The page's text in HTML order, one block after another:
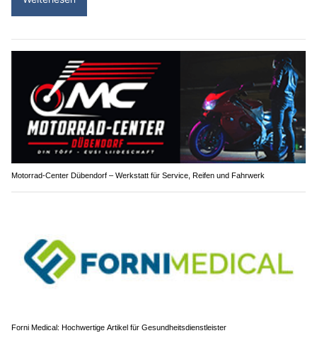
Motorrad-Center Dübendorf – Werkstatt für Service, Reifen und Fahrwerk
Forni Medical: Hochwertige Artikel für Gesundheitsdienstleister